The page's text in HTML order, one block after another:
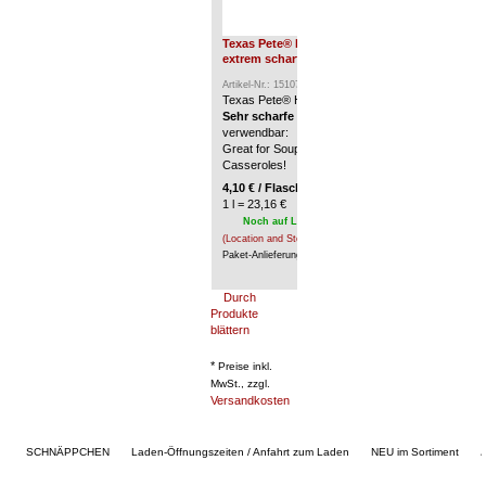
Texas Pete® HOTTER Hot Sauce,
extrem scharf, 177 ml
Artikel-Nr.: 15107
Texas Pete® HOTTER Hot Sauce.
Sehr scharfe Würzsoße
verwendbar:
Great for Soups, Salads, Gravies and
Casseroles!
4,10 € / Flasche(n) *
1 l = 23,16 €
Noch auf Lager
(Location and Store Hours)
Paket-Anlieferung innerhalb ca. 2-5 Tagen.
Durch
Produkte
blättern
*Preise inkl.
MwSt., zzgl.
Versandkosten
SCHNÄPPCHEN Laden-Öffnungszeiten / Anfahrt zum Laden NEU im Sortiment